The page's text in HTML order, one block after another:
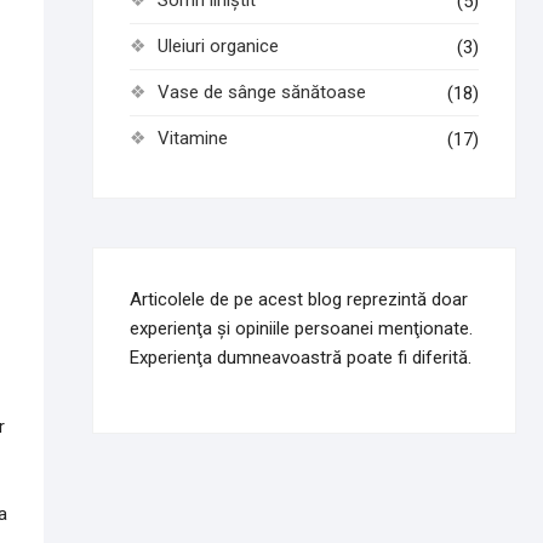
Uleiuri organice (3)
Vase de sânge sănătoase (18)
Vitamine (17)
Articolele de pe acest blog reprezintă doar
experienţa şi opiniile persoanei menţionate.
Experienţa dumneavoastră poate fi diferită.